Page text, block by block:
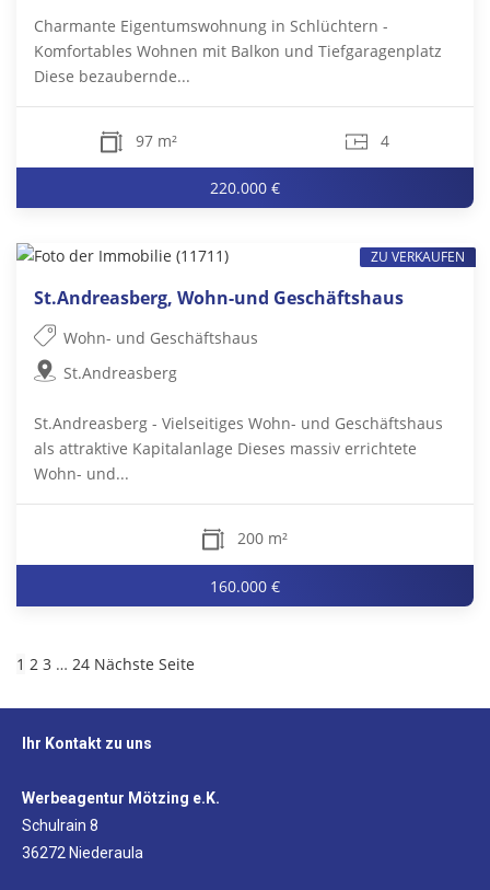
Charmante Eigentumswohnung in Schlüchtern -
Komfortables Wohnen mit Balkon und Tiefgaragenplatz
Diese bezaubernde...
97 m² 4
220.000 €
St.Andreasberg, Wohn-und Geschäftshaus
Wohn- und Geschäftshaus
St.Andreasberg
St.Andreasberg - Vielseitiges Wohn- und Geschäftshaus
als attraktive Kapitalanlage Dieses massiv errichtete
Wohn- und...
200 m²
160.000 €
ZU VERKAUFEN
1 2 3 … 24 Nächste Seite
Ihr Kontakt zu uns
Werbeagentur Mötzing e.K.
Schulrain 8
36272 Niederaula